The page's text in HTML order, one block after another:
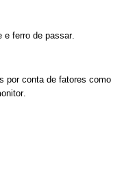
e ferro de passar.
por conta de fatores como